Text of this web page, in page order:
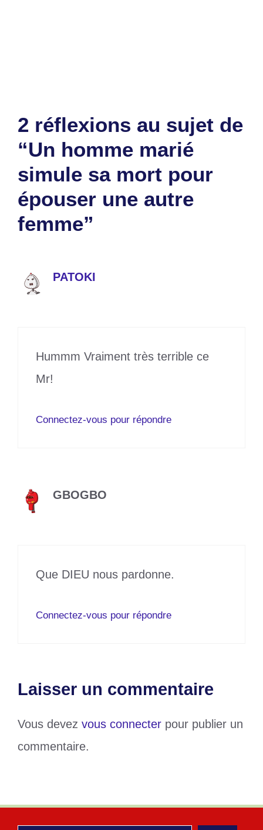
2 réflexions au sujet de
“Un homme marié
simule sa mort pour
épouser une autre
femme”
PATOKI
Hummm Vraiment très terrible ce
Mr!
Connectez-vous pour répondre
GBOGBO
Que DIEU nous pardonne.
Connectez-vous pour répondre
Laisser un commentaire
Vous devez vous connecter pour publier un
commentaire.